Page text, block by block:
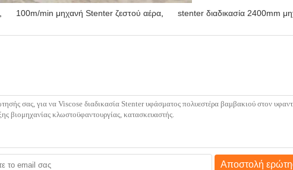
100m/min μηχανή Stenter ζεστού αέρα stenter διαδικασία 2400mm
Αποστολή